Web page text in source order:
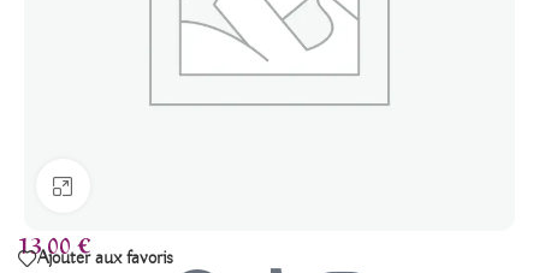
13,00€
Ajouter aux favoris